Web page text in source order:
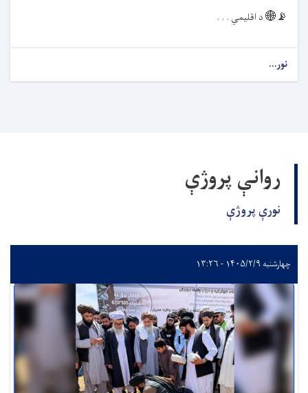
📡🌐د اقلیمي . . .
نور...
روانې پروژې
نورې پروژې
چهارشنبه ۱۴۰۵/۲/۹ - ۱۳:۲۶